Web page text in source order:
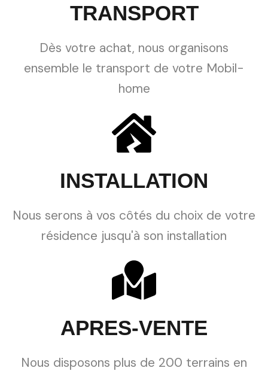
TRANSPORT
Dès votre achat, nous organisons
ensemble le transport de votre Mobil-
home
INSTALLATION
Nous serons à vos côtés du choix de votre
résidence jusqu'à son installation
APRES-VENTE
Nous disposons plus de 200 terrains en